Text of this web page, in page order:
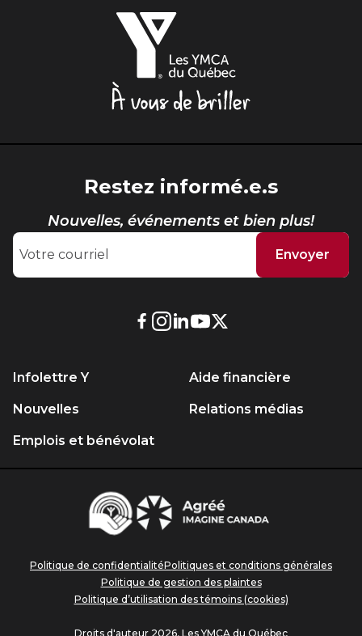
Centraide
Restez informé.e.s
Nouvelles, événements et bien plus!
Envoyer
Lien
s’ouvrira
nouvelle
fenêtre.
Lien
site.
nouvelle
fenêtre.
Lien
site.
nouvelle
fenêtre.
Lien
site.
Cet
nouvelle
fenêtre.
site.
fenêtre.
Infolettre Y
Nouvelles
Emplois et bénévolat
Aide financière
Relations médias
Politique de confidentialitéPolitiques et conditions générales
Politique de gestion des plaintes
Politique d’utilisation des témoins (cookies)
Droits d'auteur 2026, Les YMCA du Québec